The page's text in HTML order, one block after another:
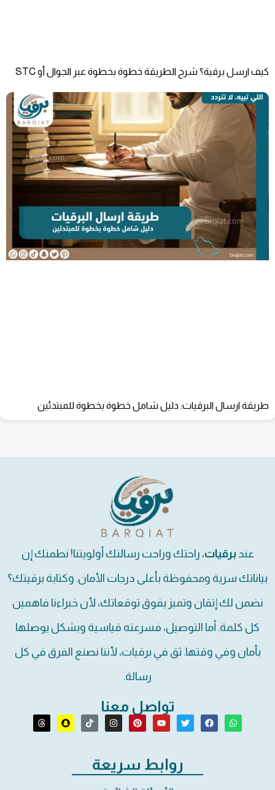
كيف ارسل برقية؟ شرح الطريقة خطوة بخطوة عبر الجوال أو STC
طريقة ارسال البرقيات: دليل شامل خطوة بخطوة للمبتدئين
عند برقيات، راحتك وراحت رسالتك أولويتنا! نطمنك إن
بياناتك سرية ومحفوظة بأعلى درجات الأمان. وكتابة برقيتك؟
نضمن لك إتقان وتميز يفوق توقعاتك، لأن خبراءنا فاهمين
كل كلمة. أما التوصيل، فسرعته قياسية وبشكل يوصلها
بأمان وفي وقتها. ثق في برقيات، لأننا نصنع الفرق في كل
رسالة.
تواصل معنا
روابط سريعة